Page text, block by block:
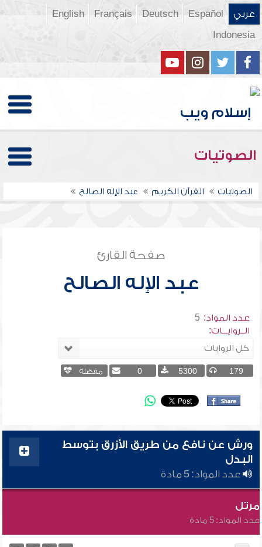
عربي Español
Deutsch
Français
English
Indonesia
الصوتيات
الصوتيات القرآن الكريم عبد الإله الصالح
صفحة القارئ
عبد الإله الصالح
عدد المواد: 5
الــروايـــات:
179
5300
0 مفضلة
ورش عن نافع من طريق الأزرق بتوسط
البدل
عدد المواد: 5 مادة
مرتل
عدد المواد: 5 مادة